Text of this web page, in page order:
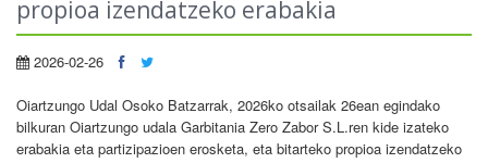
propioa izendatzeko erabakia
2026-02-26
Oiartzungo Udal Osoko Batzarrak, 2026ko otsailak 26ean egindako
bilkuran Oiartzungo udala Garbitania Zero Zabor S.L.ren kide izateko
erabakia eta partizipazioen erosketa, eta bitarteko propioa izendatzeko